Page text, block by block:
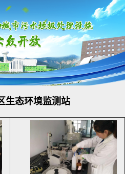
生态环境监测站